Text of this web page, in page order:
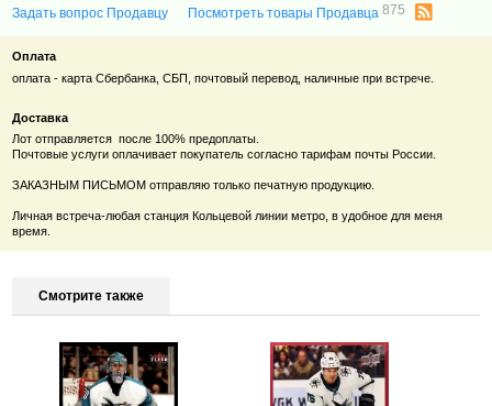
Задать вопрос Продавцу Посмотреть товары Продавца875
Оплата
оплата - карта Сбербанка, СБП, почтовый перевод, наличные при встрече.
Доставка
Лот отправляется после 100% предоплаты.
Почтовые услуги оплачивает покупатель согласно тарифам почты России.
ЗАКАЗНЫМ ПИСЬМОМ отправляю только печатную продукцию.
Личная встреча-любая станция Кольцевой линии метро, в удобное для меня
время.
Смотрите также